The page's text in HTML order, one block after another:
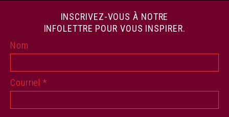
INSCRIVEZ-VOUS À NOTRE
INFOLETTRE POUR VOUS INSPIRER.
Nom
Courriel*